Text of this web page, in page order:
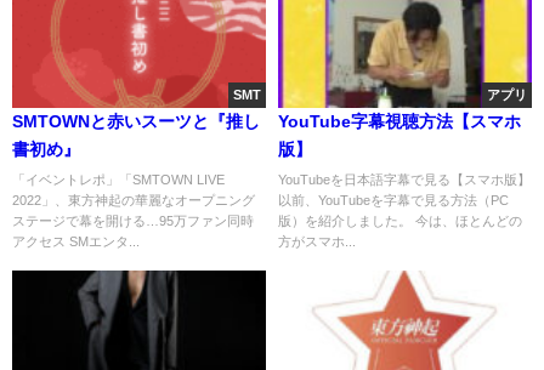
SMT
SMTOWNと赤いスーツと『推し
書初め』
「イベントレポ」「SMTOWN LIVE
2022」、東方神起の華麗なオープニング
ステージで幕を開ける…95万ファン同時
アクセス SMエンタ...
アプリ
YouTube字幕視聴方法【スマホ
版】
YouTubeを日本語字幕で見る【スマホ版】
以前、YouTubeを字幕で見る方法（PC
版）を紹介しました。 今は、ほとんどの
方がスマホ...